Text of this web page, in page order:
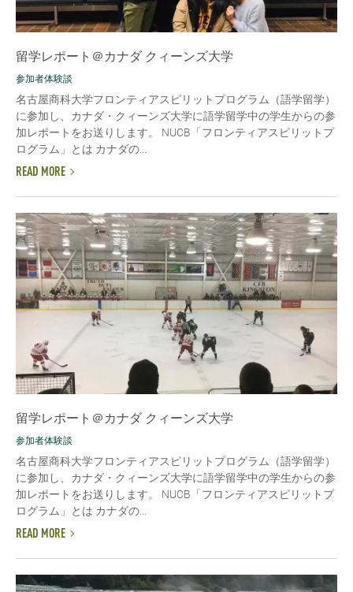
留学レポート＠カナダ クィーンズ大学
参加者体験談
名古屋商科大学フロンティアスピリットプログラム（語学留学）
に参加し、カナダ・クィーンズ大学に語学留学中の学生からの参
加レポートをお送りします。 NUCB「フロンティアスピリットプ
ログラム」とは カナダの...
READ MORE
留学レポート＠カナダ クィーンズ大学
参加者体験談
名古屋商科大学フロンティアスピリットプログラム（語学留学）
に参加し、カナダ・クィーンズ大学に語学留学中の学生からの参
加レポートをお送りします。 NUCB「フロンティアスピリットプ
ログラム」とは カナダの...
READ MORE